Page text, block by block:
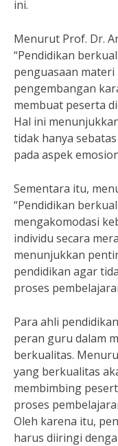
ini.
Menurut Prof. Dr.
“Pendidikan
penguasaan
pengembangan
membuat peserta
Hal ini
tidak hanya
pada aspek
Sementara itu,
“Pendidikan
mengakomodasi
individu secara
menunjukkan
pendidikan agar
proses
Para ahli
peran guru dalam
berkualitas.
yang berkualitas
membimbing
proses
Oleh karena itu,
harus diiringi